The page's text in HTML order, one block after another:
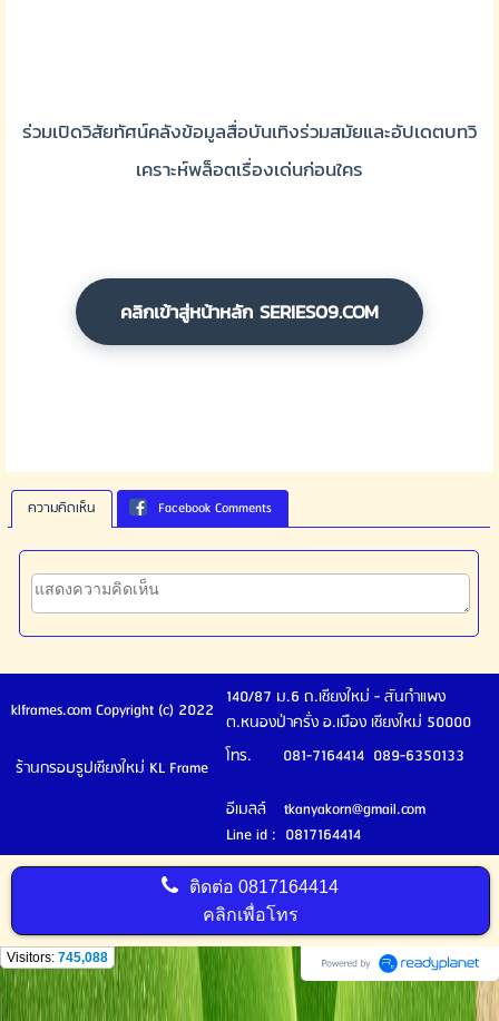
ร่วมเปิดวิสัยทัศน์คลังข้อมูลสื่อบันเทิงร่วมสมัยและอัปเดตบทวิ
เคราะห์พล็อตเรื่องเด่นก่อนใคร
คลิกเข้าสู่หน้าหลัก SERIES09.COM
ความคิดเห็น Facebook Comments
klframes.com Copyright (c) 2022
140/87 ม.6 ถ.เชียงใหม่ - สันกำแพง
ต.หนองป่าครั่ง อ.เมือง เชียงใหม่ 50000
ร้านกรอบรูปเชียงใหม่ KL Frame
โทร. 081-7164414 089-6350133
อีเมลล์ tkanyakorn@gmail.com
Line id : 0817164414
ติดต่อ0817164414
คลิกเพื่อโทร
Visitors: 745,088